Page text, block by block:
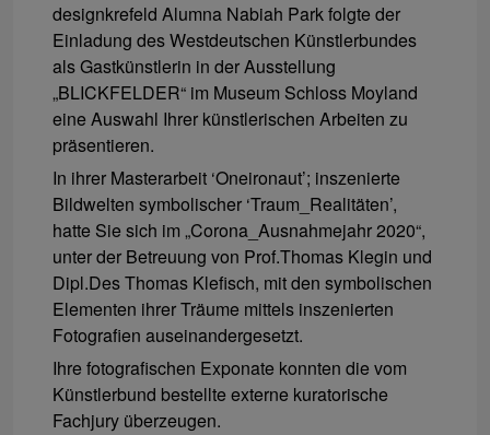
designkrefeld Alumna Nabiah Park folgte der
Einladung des Westdeutschen Künstlerbundes
als Gastkünstlerin in der Ausstellung
„BLICKFELDER“ im Museum Schloss Moyland
eine Auswahl Ihrer künstlerischen Arbeiten zu
präsentieren.
In ihrer Masterarbeit ‘Oneironaut’; inszenierte
Bildwelten symbolischer ‘Traum_Realitäten’,
hatte Sie sich im „Corona_Ausnahmejahr 2020“,
unter der Betreuung von Prof.Thomas Klegin und
Dipl.Des Thomas Klefisch, mit den symbolischen
Elementen ihrer Träume mittels inszenierten
Fotografien auseinandergesetzt.
Ihre fotografischen Exponate konnten die vom
Künstlerbund bestellte externe kuratorische
Fachjury überzeugen.